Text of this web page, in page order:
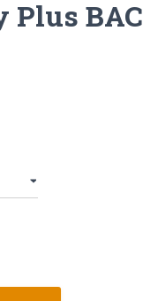
BAC